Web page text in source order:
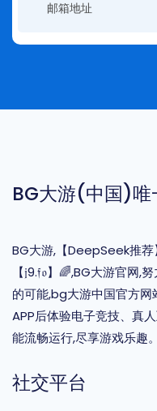
BG大游(中国)唯
BG大游,【DeepSeek推
【𝔧9.𝔣𝔬】🌈,BG大游官网
的可能,bg大游中国官方网
APP后体验电子竞技、真
能流畅运行,尽享游戏乐趣。
社交平台